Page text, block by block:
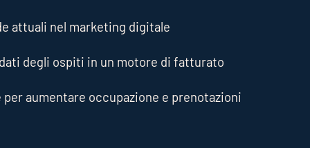
attuali nel marketing digitale
degli ospiti in un motore di fatturato
aumentare occupazione e prenotazioni